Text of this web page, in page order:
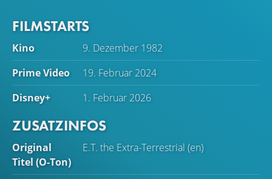
FILMSTARTS
Kino
9. Dezember 1982
Prime Video
19. Februar 2024
Disney+
1. Februar 2026
ZUSATZINFOS
Original
Titel (O-Ton)
E.T. the Extra-Terrestrial (en)